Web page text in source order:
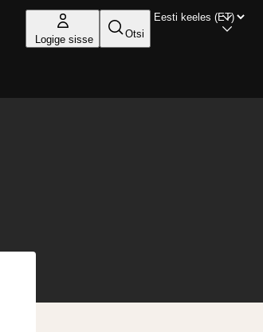
Logige sisse Otsi